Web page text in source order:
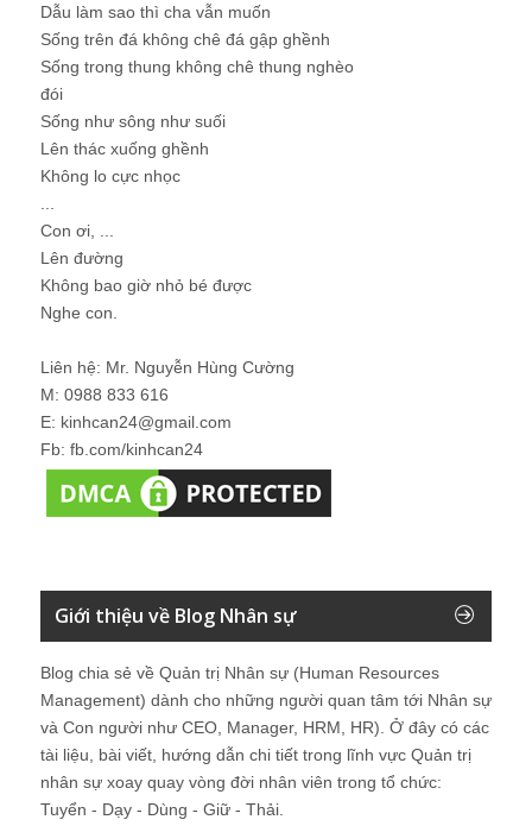
Dẫu làm sao thì cha vẫn muốn
Sống trên đá không chê đá gập ghềnh
Sống trong thung không chê thung nghèo
đói
Sống như sông như suối
Lên thác xuống ghềnh
Không lo cực nhọc
Con ơi, ...
Lên đường
Không bao giờ nhỏ bé được
Nghe con.
Liên hệ: Mr. Nguyễn Hùng Cường
M: 0988 833 616
E: kinhcan24@gmail.com
Fb: fb.com/kinhcan24
Giới thiệu về Blog Nhân sự
Blog chia sẻ về Quản trị Nhân sự (Human Resources
Management) dành cho những người quan tâm tới Nhân sự
và Con người như CEO, Manager, HRM, HR). Ở đây có các
tài liệu, bài viết, hướng dẫn chi tiết trong lĩnh vực Quản trị
nhân sự xoay quay vòng đời nhân viên trong tổ chức:
Tuyển - Dạy - Dùng - Giữ - Thải.